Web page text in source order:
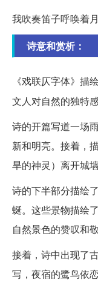
我吹奏笛子呼唤着
诗意和赏析：
《戏联仄字体》描
文人对自然的独特
诗的开篇写道一场
新和明亮。接着，
旱的神灵）离开城
诗的下半部分描绘
蜒。这些景物描绘
自然景色的赞叹和
接着，诗中出现了
写，夜宿的鹭鸟依